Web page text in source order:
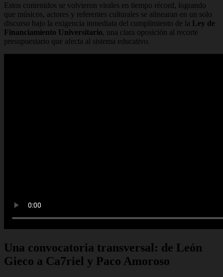
Estos contenidos se volvieron virales en tiempo récord, logrando
que músicos, actores y referentes culturales se alinearan en un solo
discurso bajo la exigencia inmediata del cumplimiento de la Ley de
Financiamiento Universitario, una clara oposición al recorte
presupuestario que afecta al sistema educativo.
Una convocatoria transversal: de León
Gieco a Ca7riel y Paco Amoroso